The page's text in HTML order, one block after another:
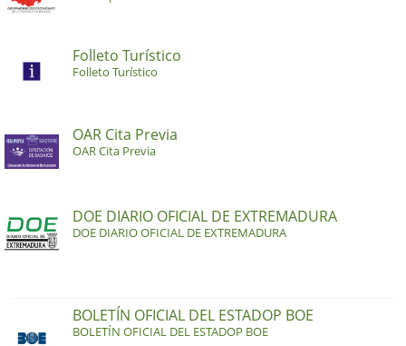
Folleto Turístico
Folleto Turístico
OAR Cita Previa
OAR Cita Previa
DOE DIARIO OFICIAL DE EXTREMADURA
DOE DIARIO OFICIAL DE EXTREMADURA
BOLETÍN OFICIAL DEL ESTADOP BOE
BOLETÍN OFICIAL DEL ESTADOP BOE